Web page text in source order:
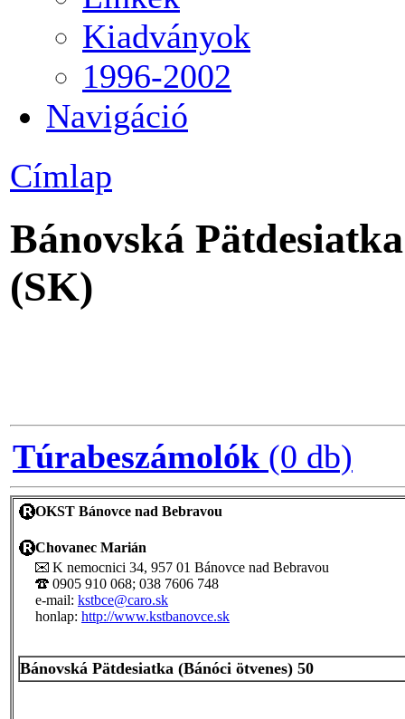
Kiadványok
1996-2002
Navigáció
Címlap
Bánovská
(SK)
Túrabeszámolók (0 db)
OKST Bánovce nad Bebravou
Chovanec Marián
K nemocnici 34, 957 01 Bánovce nad Bebravou
0905 910 068; 038 7606 748
e-mail: kstbce@caro.sk
honlap: http://www.kstbanovce.sk
Bánovská Pätdesiatka (Bánóci ötvenes) 50